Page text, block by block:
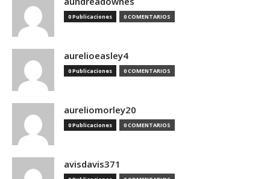
0 Publicaciones 0 COMENTARIOS
aurelioeasley4
0 Publicaciones 0 COMENTARIOS
aureliomorley20
0 Publicaciones 0 COMENTARIOS
avisdavis371